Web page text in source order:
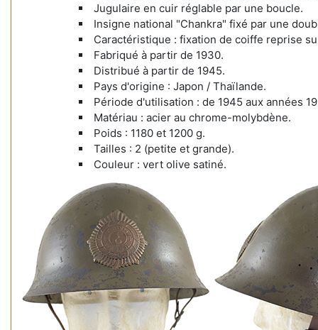
Jugulaire en cuir réglable par une boucle.
Insigne national "Chankra" fixé par une
Caractéristique : fixation de coiffe reprise
Fabriqué à partir de 1930.
Distribué à partir de 1945.
Pays d'origine : Japon / Thaïlande.
Période d'utilisation : de 1945 aux années
Matériau : acier au chrome-molybdène.
Poids : 1180 et 1200 g.
Tailles : 2 (petite et grande).
Couleur : vert olive satiné.